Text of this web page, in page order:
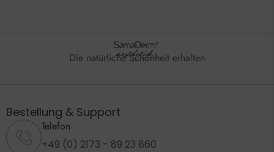
Die natürliche Schönheit erhalten
Bestellung & Support
Telefon
+49 (0) 2173 - 89 23 860